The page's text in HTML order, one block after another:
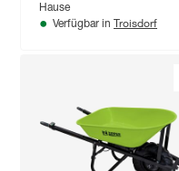
Hause
Verfügbar in Troisdorf